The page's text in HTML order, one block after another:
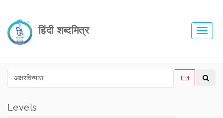
हिंदी शब्दमित्र
Levels